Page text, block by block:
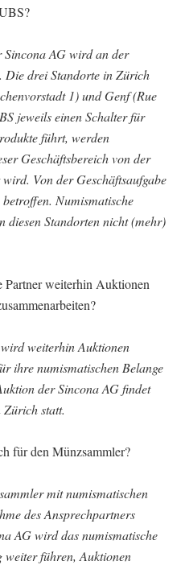
Sincona AG wird an der
Die drei Standorte in Zürich
1) und Genf (Rue
jeweils einen Schalter für
führt, werden
Geschäftsbereich von der
Von der Geschäftsaufgabe
Numismatische
diesen Standorten nicht (mehr)
Partner weiterhin Auktionen
weiterhin Auktionen
ihre numismatischen Belange
der Sincona AG findet
statt.
für den Münzsammler?
mit numismatischen
des Ansprechpartners
AG wird das numismatische
weiter führen, Auktionen